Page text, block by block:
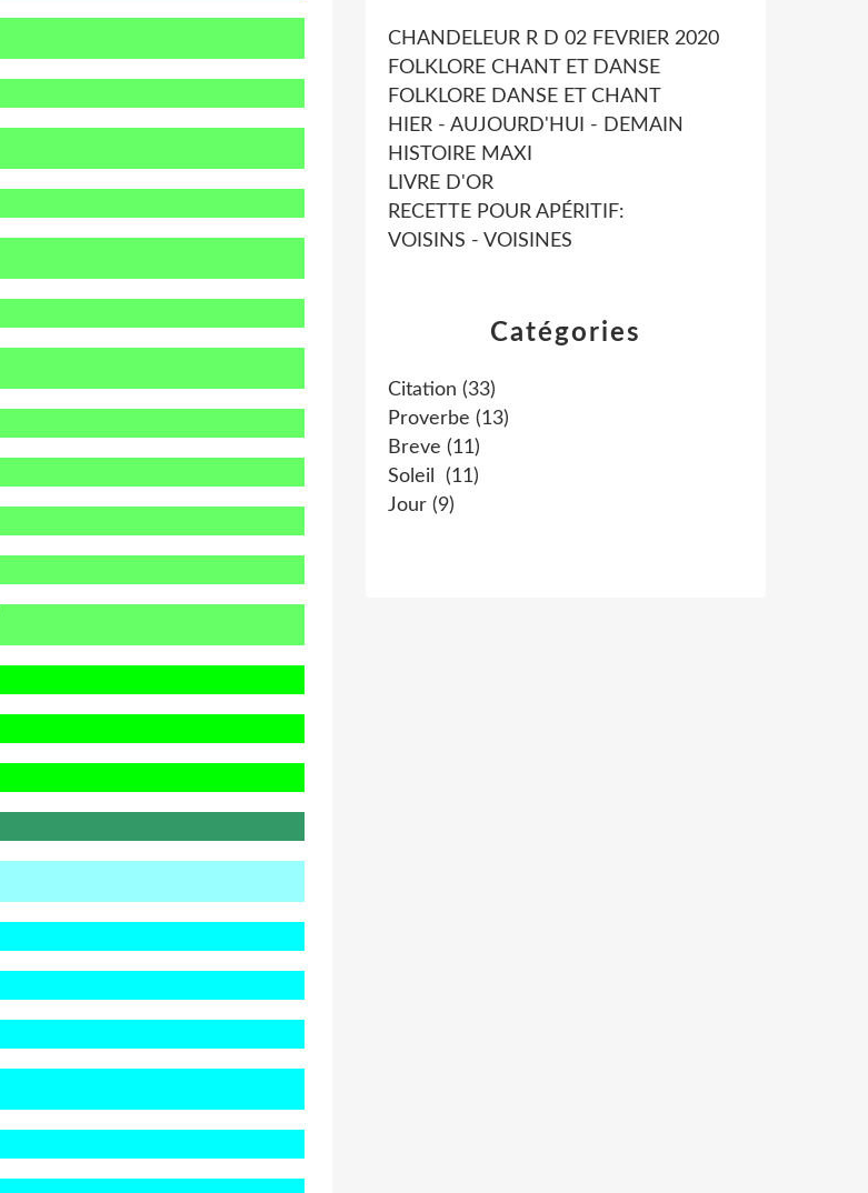
Catégories
Citation (33)
Proverbe (13)
Breve (11)
Soleil
(11)
Jour (9)
CHANDELEUR R D 02 FEVRIER 2020
FOLKLORE CHANT ET DANSE
FOLKLORE DANSE ET CHANT
HIER - AUJOURD'HUI - DEMAIN
HISTOIRE MAXI
LIVRE D'OR
RECETTE POUR APÉRITIF:
VOISINS - VOISINES